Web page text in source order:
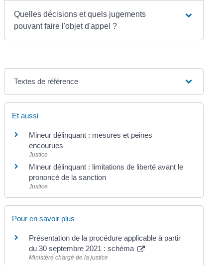
Quelles décisions et quels jugements
pouvant faire l'objet d'appel ?
Textes de référence
Et aussi
Mineur délinquant : mesures et peines
encourues
Justice
Mineur délinquant : limitations de liberté avant le
prononcé de la sanction
Justice
Pour en savoir plus
Présentation de la procédure applicable à partir
du 30 septembre 2021 : schéma
Ministère chargé de la justice